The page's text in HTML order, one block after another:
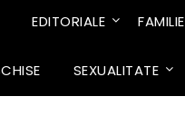
EDITORIALE FAMILIE
SEXUALITATE